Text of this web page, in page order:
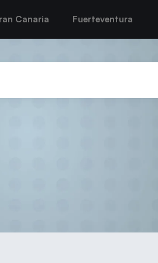
Canaria Fuerteventura
ante el